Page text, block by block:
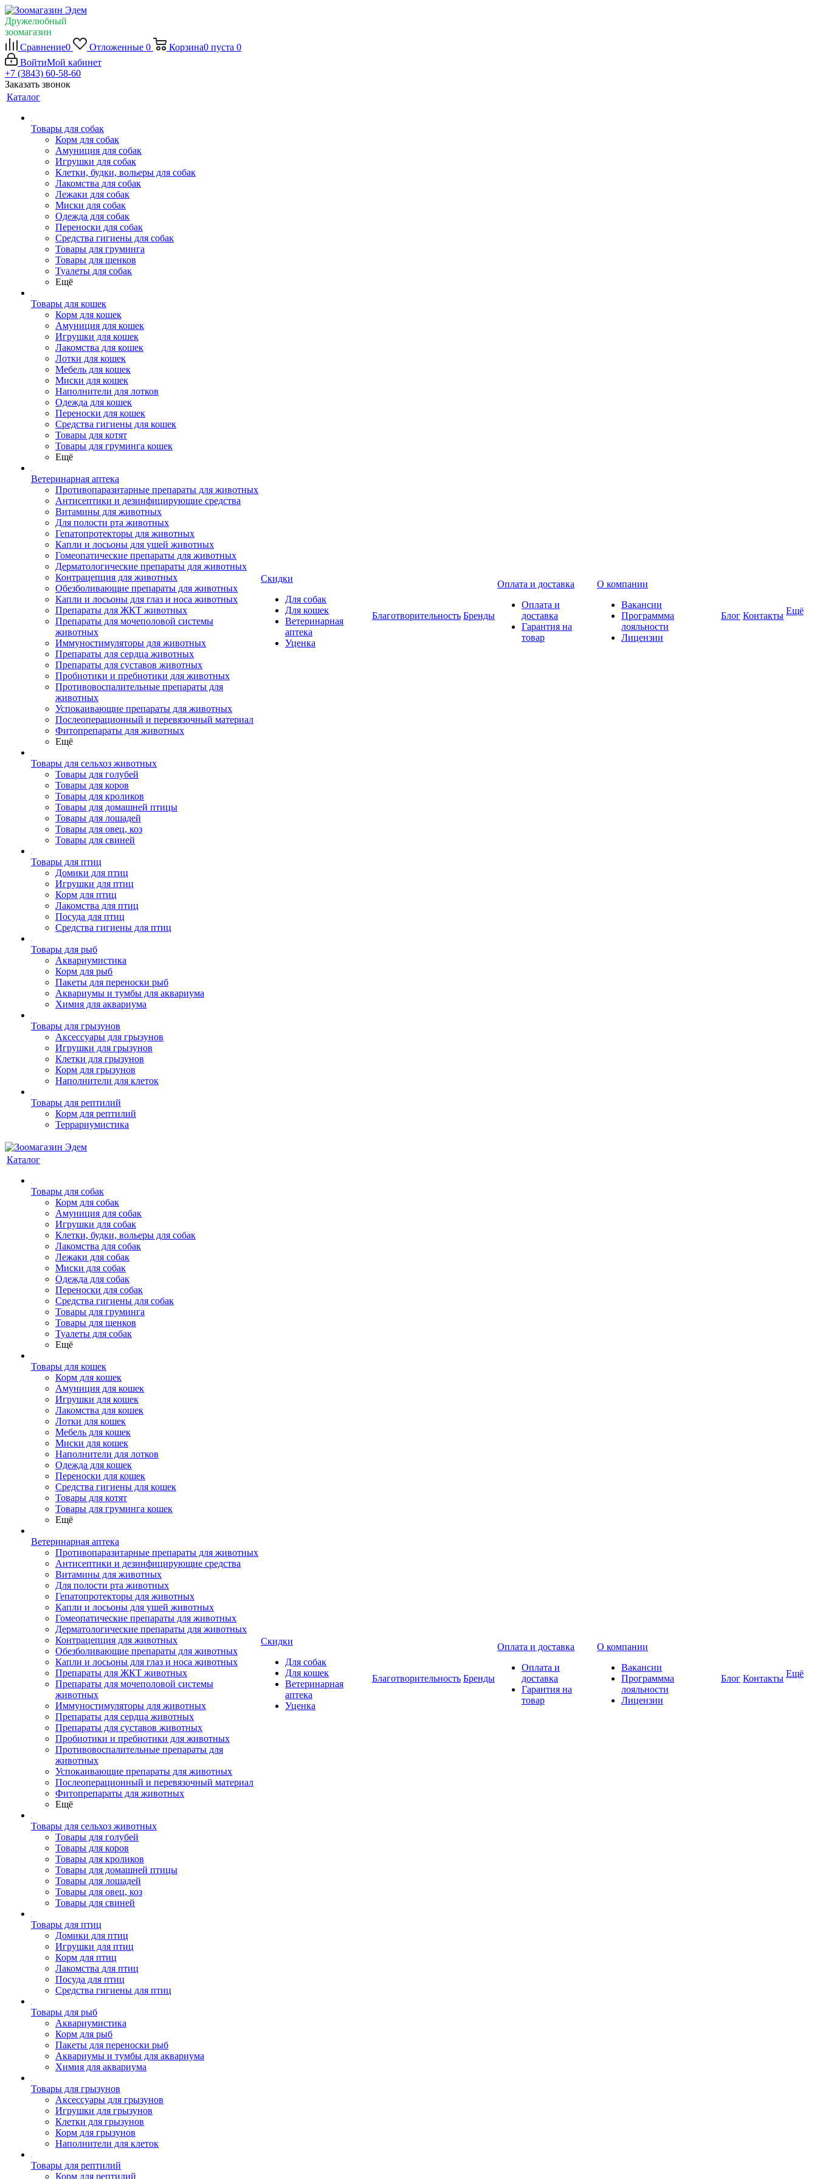
Дружелюбный
зоомагазин
Сравнение0 Отложенные 0 Корзина0 пуста 0
ВойтиМой кабинет
+7 (3843) 60-58-60
Заказать звонок
Каталог
Товары для собак
Корм для собак
Амуниция для собак
Игрушки для собак
Клетки, будки, вольеры для собак
Лакомства для собак
Лежаки для собак
Миски для собак
Одежда для собак
Переноски для собак
Средства гигиены для собак
Товары для груминга
Товары для щенков
Туалеты для собак
Ещё
Товары для кошек
Корм для кошек
Амуниция для кошек
Игрушки для кошек
Лакомства для кошек
Лотки для кошек
Мебель для кошек
Миски для кошек
Наполнители для лотков
Одежда для кошек
Переноски для кошек
Средства гигиены для кошек
Товары для котят
Товары для груминга кошек
Ещё
Ветеринарная аптека
Противопаразитарные препараты для животных
Антисептики и дезинфицирующие средства
Витамины для животных
Для полости рта животных
Гепатопротекторы для животных
Капли и лосьоны для ушей животных
Гомеопатические препараты для животных
Дерматологические препараты для животных
Контрацепция для животных
Обезболивающие препараты для животных
Капли и лосьоны для глаз и носа животных
Препараты для ЖКТ животных
Препараты для мочеполовой системы
животных
Иммуностимуляторы для животных
Препараты для сердца животных
Препараты для суставов животных
Пробиотики и пребиотики для животных
Противовоспалительные препараты для
животных
Успокаивающие препараты для животных
Послеоперационный и перевязочный материал
Фитопрепараты для животных
Ещё
Товары для сельхоз животных
Товары для голубей
Товары для коров
Товары для кроликов
Товары для домашней птицы
Товары для лошадей
Товары для овец, коз
Товары для свиней
Товары для птиц
Домики для птиц
Игрушки для птиц
Корм для птиц
Лакомства для птиц
Посуда для птиц
Средства гигиены для птиц
Товары для рыб
Аквариумистика
Корм для рыб
Пакеты для переноски рыб
Аквариумы и тумбы для аквариума
Химия для аквариума
Товары для грызунов
Аксессуары для грызунов
Игрушки для грызунов
Клетки для грызунов
Корм для грызунов
Наполнители для клеток
Товары для рептилий
Корм для рептилий
Террариумистика
Скидки
Для собак
Для кошек
Ветеринарная
аптека
Уценка
Благотворительность Бренды
Оплата и доставка
Оплата и
доставка
Гарантия на
товар
О компании
Вакансии
Программма
лояльности
Лицензии
Блог Контакты Ещё
Каталог
Товары для собак
Корм для собак
Амуниция для собак
Игрушки для собак
Клетки, будки, вольеры для собак
Лакомства для собак
Лежаки для собак
Миски для собак
Одежда для собак
Переноски для собак
Средства гигиены для собак
Товары для груминга
Товары для щенков
Туалеты для собак
Ещё
Товары для кошек
Корм для кошек
Амуниция для кошек
Игрушки для кошек
Лакомства для кошек
Лотки для кошек
Мебель для кошек
Миски для кошек
Наполнители для лотков
Одежда для кошек
Переноски для кошек
Средства гигиены для кошек
Товары для котят
Товары для груминга кошек
Ещё
Ветеринарная аптека
Противопаразитарные препараты для животных
Антисептики и дезинфицирующие средства
Витамины для животных
Для полости рта животных
Гепатопротекторы для животных
Капли и лосьоны для ушей животных
Гомеопатические препараты для животных
Дерматологические препараты для животных
Контрацепция для животных
Обезболивающие препараты для животных
Капли и лосьоны для глаз и носа животных
Препараты для ЖКТ животных
Препараты для мочеполовой системы
животных
Иммуностимуляторы для животных
Препараты для сердца животных
Препараты для суставов животных
Пробиотики и пребиотики для животных
Противовоспалительные препараты для
животных
Успокаивающие препараты для животных
Послеоперационный и перевязочный материал
Фитопрепараты для животных
Ещё
Товары для сельхоз животных
Товары для голубей
Товары для коров
Товары для кроликов
Товары для домашней птицы
Товары для лошадей
Товары для овец, коз
Товары для свиней
Товары для птиц
Домики для птиц
Игрушки для птиц
Корм для птиц
Лакомства для птиц
Посуда для птиц
Средства гигиены для птиц
Товары для рыб
Аквариумистика
Корм для рыб
Пакеты для переноски рыб
Аквариумы и тумбы для аквариума
Химия для аквариума
Товары для грызунов
Аксессуары для грызунов
Игрушки для грызунов
Клетки для грызунов
Корм для грызунов
Наполнители для клеток
Товары для рептилий
Корм для рептилий
Скидки
Для собак
Для кошек
Ветеринарная
аптека
Уценка
Благотворительность Бренды
Оплата и доставка
Оплата и
доставка
Гарантия на
товар
О компании
Вакансии
Программма
лояльности
Лицензии
Блог Контакты Ещё